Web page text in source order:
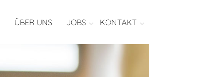
ÜBER UNS JOBS KONTAKT